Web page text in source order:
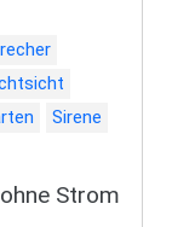
Sirene
Strom